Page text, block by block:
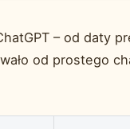
– od daty
od prostego